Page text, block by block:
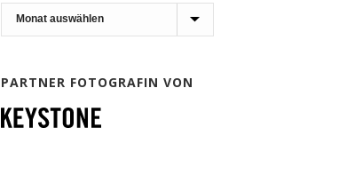
Archiv
PARTNER FOTOGRAFIN VON